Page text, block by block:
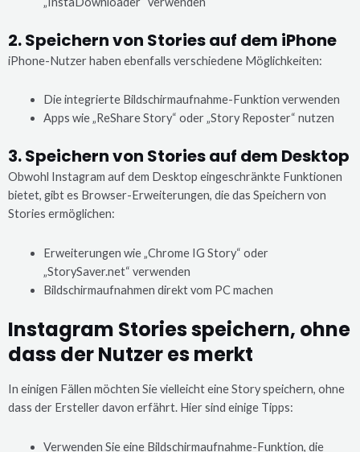
2. Speichern von Stories auf dem iPhone
iPhone-Nutzer haben ebenfalls verschiedene Möglichkeiten:
Die integrierte Bildschirmaufnahme-Funktion verwenden
Apps wie „ReShare Story“ oder „Story Reposter“ nutzen
3. Speichern von Stories auf dem Desktop
Obwohl Instagram auf dem Desktop eingeschränkte Funktionen
bietet, gibt es Browser-Erweiterungen, die das Speichern von
Stories ermöglichen:
Erweiterungen wie „Chrome IG Story“ oder
„StorySaver.net“ verwenden
Bildschirmaufnahmen direkt vom PC machen
Instagram Stories speichern, ohne
dass der Nutzer es merkt
In einigen Fällen möchten Sie vielleicht eine Story speichern, ohne
dass der Ersteller davon erfährt. Hier sind einige Tipps:
Verwenden Sie eine Bildschirmaufnahme-Funktion, die